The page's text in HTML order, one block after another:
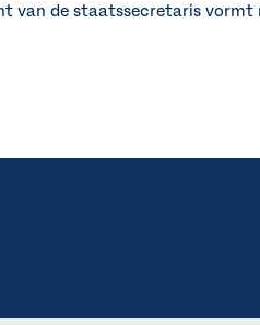
van de staatssecretaris vormt